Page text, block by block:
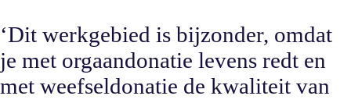
‘Dit werkgebied is bijzonder, omdat
je met orgaandonatie levens redt en
met weefseldonatie de kwaliteit van